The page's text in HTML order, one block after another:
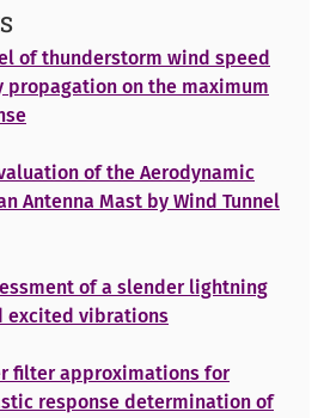
of thunderstorm wind speed
propagation on the maximum
of the Aerodynamic
Antenna Mast by Wind Tunnel
of a slender lightning
excited vibrations
filter approximations for
response determination of